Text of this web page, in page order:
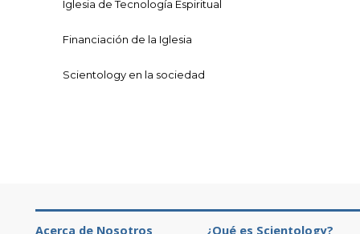
Iglesia de Tecnología Espiritual
Financiación de la Iglesia
Scientology en la sociedad
Acerca de Nosotros ¿Qué es Scientology?